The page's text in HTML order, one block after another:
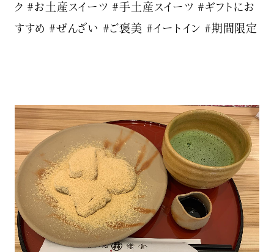
ク #お土産スイーツ #手土産スイーツ #ギフトにお
すすめ #ぜんざい #ご褒美 #イートイン #期間限定